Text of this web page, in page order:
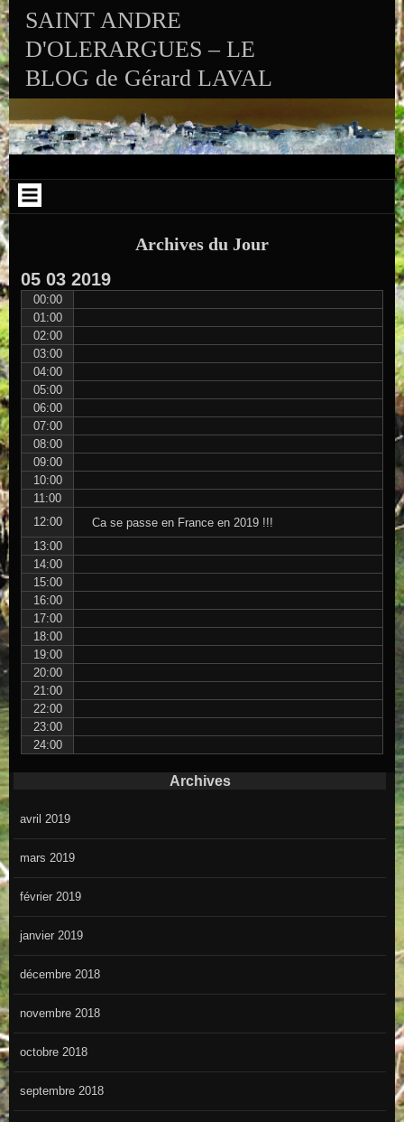
Skip to VISITS_COUNTER_WIDGET
SAINT ANDRE
D'OLERARGUES – LE
BLOG de Gérard LAVAL
Archives du Jour
05 03 2019
00:00
01:00
02:00
03:00
04:00
05:00
06:00
07:00
08:00
09:00
10:00
11:00
12:00
Ca se passe en France en 2019 !!!
13:00
14:00
15:00
16:00
17:00
18:00
19:00
20:00
21:00
22:00
23:00
24:00
Archives
avril 2019
mars 2019
février 2019
janvier 2019
décembre 2018
novembre 2018
octobre 2018
septembre 2018